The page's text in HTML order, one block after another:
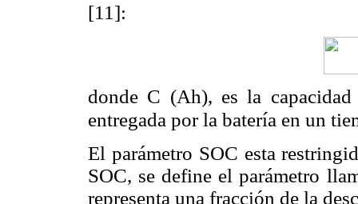
[11]:
donde C (Ah), es la
entregada por la batería en un
El parámetro SOC esta
SOC, se define el parámetro
representa una fracción de la